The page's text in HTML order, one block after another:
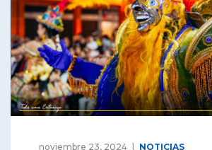
noviembre 23, 2024 NOTICIAS